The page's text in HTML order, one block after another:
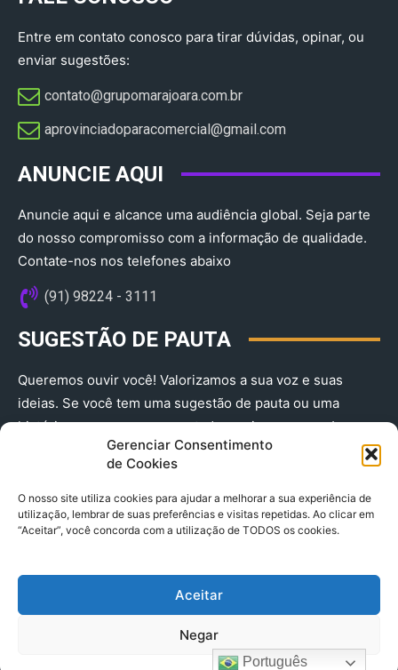
Gerenciar Consentimento
de Cookies
O nosso site utiliza cookies para ajudar a melhorar a sua experiência de
utilização, lembrar de suas preferências e visitas repetidas. Ao clicar em
“Aceitar”, você concorda com a utilização de TODOS os cookies.
Aceitar
Negar
Entre em contato conosco para tirar dúvidas, opinar, ou
enviar sugestões:
contato@grupomarajoara.com.br
aprovinciadoparacomercial@gmail.com​
ANUNCIE AQUI
Anuncie aqui e alcance uma audiência global. Seja parte
do nosso compromisso com a informação de qualidade.
Contate-nos nos telefones abaixo
(91) 98224 - 3111
SUGESTÃO DE PAUTA
Queremos ouvir você! Valorizamos a sua voz e suas
ideias. Se você tem uma sugestão de pauta ou uma
história que merece ser contada, envie-nos agora!
(91) 98224 - 3111
© 2025 A Província do Pará CNPJ: 04.901.141/0001-36 End .
Trav. Quintino Bocaiuva 2301, Ed. Rogério Fernandez – Sala
2701- Cremação – CEP 66045.315
Português